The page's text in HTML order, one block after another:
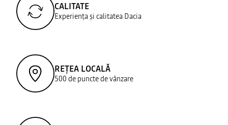
CALITATE
Experiența și calitatea Dacia
REȚEA LOCALĂ
500 de puncte de vânzare